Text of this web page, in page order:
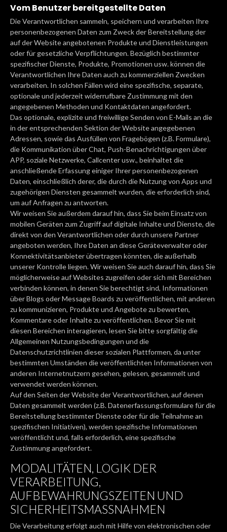
Vom Benutzer bereitgestellte Daten
Die Verantwortlichen sammeln, speichern und verarbeiten Ihre
personenbezogenen Daten zum Zweck der Bereitstellung der
auf der Website angebotenen Produkte und Dienstleistungen
oder für gesetzliche Verpflichtungen. Bezüglich bestimmter
spezifischer Dienste, Produkte, Promotionen usw. können die
Verantwortlichen Ihre Daten auch zu kommerziellen Zwecken
verarbeiten. In solchen Fällen wird eine spezifische, separate,
optionale und jederzeit widerrufbare Zustimmung mit den
angegebenen Methoden und Kontaktdaten angefordert.
Das optionale, explizite und freiwillige Senden von E-Mails an die
in der entsprechenden Sektion der Website angegebenen
Adressen, sowie das Ausfüllen von Fragebögen (z.B. Formulare),
die Kommunikation über Chat, Push-Benachrichtigungen über
APP, soziale Netzwerke, Callcenter usw., beinhaltet die
anschließende Erfassung einiger Ihrer personenbezogenen
Daten, einschließlich derer, die durch die Nutzung von Apps und
zugehörigen Diensten gesammelt wurden, die erforderlich sind,
um auf Anfragen zu antworten.
Wir weisen Sie außerdem darauf hin, dass Sie beim Einsatz von
mobilen Geräten zum Zugriff auf digitale Inhalte und Dienste, die
direkt von den Verantwortlichen oder durch unsere Partner
angeboten werden, Ihre Daten an diese Geräteverwalter oder
Konnektivitätsanbieter übertragen könnten, die außerhalb
unserer Kontrolle liegen. Wir weisen Sie auch darauf hin, dass Sie
möglicherweise auf Websites zugreifen oder sich mit Bereichen
verbinden können, in denen Sie berechtigt sind, Informationen
über Blogs oder Message Boards zu veröffentlichen, mit anderen
zu kommunizieren, Produkte und Angebote zu bewerten,
Kommentare oder Inhalte zu veröffentlichen. Bevor Sie mit
diesen Bereichen interagieren, lesen Sie bitte sorgfältig die
Allgemeinen Nutzungsbedingungen und die
Datenschutzrichtlinien dieser sozialen Plattformen, da unter
bestimmten Umständen die veröffentlichten Informationen von
anderen Internetnutzern gesehen, gelesen, gesammelt und
verwendet werden können.
Auf den Seiten der Website der Verantwortlichen, auf denen
Daten gesammelt werden (z.B. Datenerfassungsformulare für die
Bereitstellung bestimmter Dienste oder für die Teilnahme an
spezifischen Initiativen), werden spezifische Informationen
veröffentlicht und, falls erforderlich, eine spezifische
Zustimmung angefordert.
MODALITÄTEN, LOGIK DER
VERARBEITUNG,
AUFBEWAHRUNGSZEITEN UND
SICHERHEITSMASSNAHMEN
Die Verarbeitung erfolgt auch mit Hilfe von elektronischen oder